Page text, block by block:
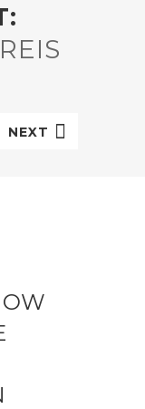
NEXT